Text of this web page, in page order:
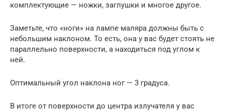
комплектующие — ножки, заглушки и многое другое.
Заметьте, что «ноги» на лампе маляра должны быть с
небольшим наклоном. То есть, она у вас будет стоять не
параллельно поверхности, а находиться под углом к
ней.
Оптимальный угол наклона ног — 3 градуса.
В итоге от поверхности до центра излучателя у вас